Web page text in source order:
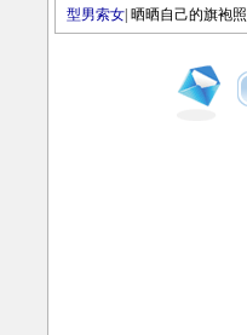
型男索女 晒晒自己的旗袍照